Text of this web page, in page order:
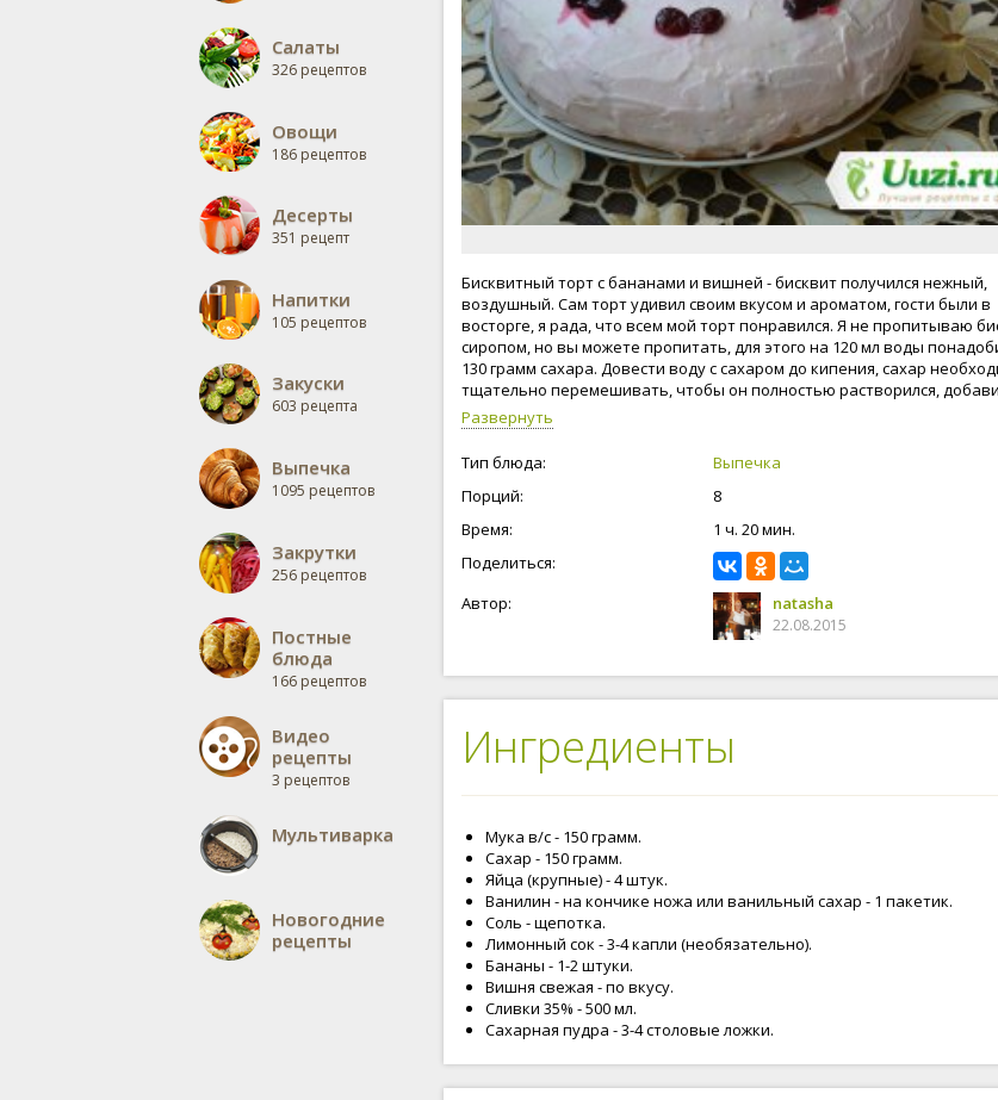
Салаты
326 рецептов
Овощи
186 рецептов
Десерты
351 рецепт
Напитки
105 рецептов
Закуски
603 рецепта
Выпечка
1095 рецептов
Закрутки
256 рецептов
Постные
блюда
166 рецептов
Видео
рецепты
3 рецептов
Мультиварка
Новогодние
рецепты
Бисквитный торт с бананами и вишней - бисквит получился нежный,
воздушный. Сам торт удивил своим вкусом и ароматом, гости были в
восторге, я рада, что всем мой торт понравился. Я не пропитываю
сиропом, но вы можете пропитать, для этого на 120 мл воды
130 грамм сахара. Довести воду с сахаром до кипения, сахар
тщательно перемешивать, чтобы он полностью растворился,
любой ароматизатор. Перед пропиткой коржей сироп должен остыть
комнатной температуры.
Развернуть
Тип блюда:
Выпечка
Порций:
8
Время:
1 ч. 20 мин.
Поделиться:
Автор:
natasha
22.08.2015
Ингредиенты
Мука в/с - 150 грамм.
Сахар - 150 грамм.
Яйца (крупные) - 4 штук.
Ванилин - на кончике ножа или ванильный сахар - 1 пакетик.
Соль - щепотка.
Лимонный сок - 3-4 капли (необязательно).
Бананы - 1-2 штуки.
Вишня свежая - по вкусу.
Сливки 35% - 500 мл.
Сахарная пудра - 3-4 столовые ложки.